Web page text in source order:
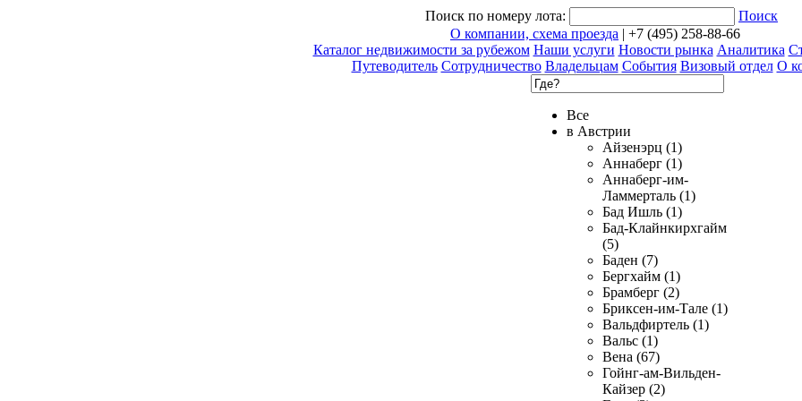
Поиск по номеру лота:
Поиск
О компании, схема проезда | +7 (495) 258-88-66
Каталог недвижимости за рубежом Наши услуги Новости рынка Аналитика
Путеводитель Сотрудничество Владельцам События Визовый отдел О
Все
в Австрии
Айзенэрц (1)
Аннаберг (1)
Аннаберг-им-
Ламмерталь (1)
Бад Ишль (1)
Бад-Клайнкирхгайм
(5)
Баден (7)
Бергхайм (1)
Брамберг (2)
Бриксен-им-Тале (1)
Вальдфиртель (1)
Вальс (1)
Вена (67)
Гойнг-ам-Вильден-
Кайзер (2)